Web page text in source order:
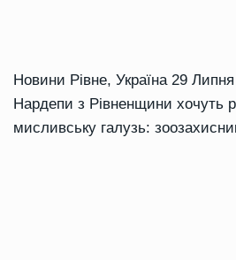
Новини Рівне, Україна 29
Нардепи з Рівненщини хочуть
мисливську галузь: